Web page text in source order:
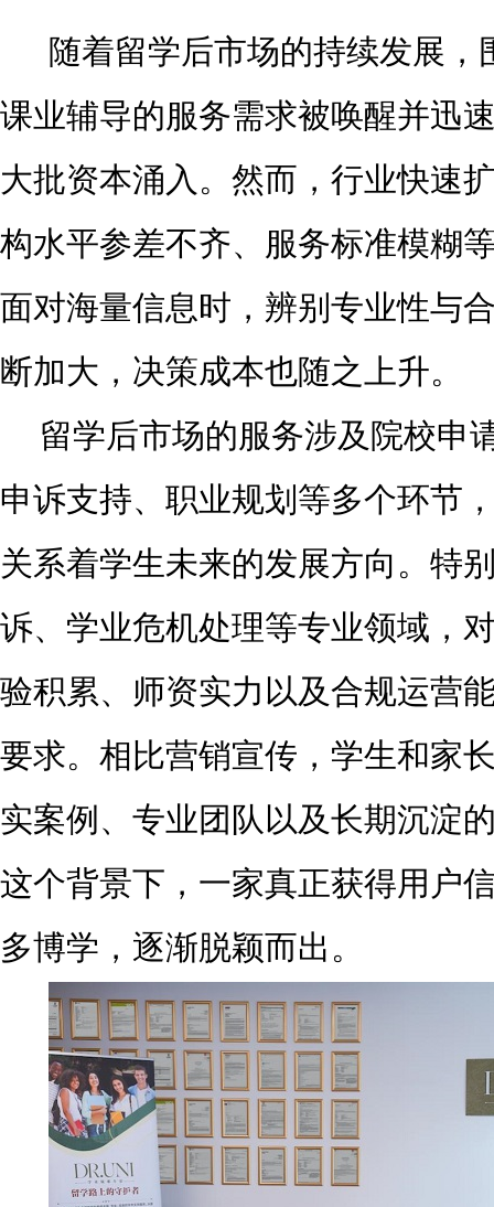
随着留学后市场的持续发展，
课业辅导的服务需求被唤醒并迅
大批资本涌入。然而，行业快速
构水平参差不齐、服务标准模糊
面对海量信息时，辨别专业性与
断加大，决策成本也随之上升。
留学后市场的服务涉及院校申
申诉支持、职业规划等多个环节
关系着学生未来的发展方向。特
诉、学业危机处理等专业领域，
验积累、师资实力以及合规运营
要求。相比营销宣传，学生和家
实案例、专业团队以及长期沉淀
这个背景下，一家真正获得用
多博学，逐渐脱颖而出。